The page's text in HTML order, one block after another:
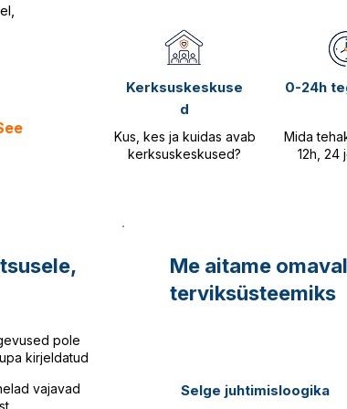
Kerksuskeskuse
d
Kus, kes ja kuidas avab
kerksuskeskused?
0-24h
Mida
12h, 24
pole
kirjeldatud
vajavad
Me aitame
terviksüsteemiks
Selge juhtimisloogika